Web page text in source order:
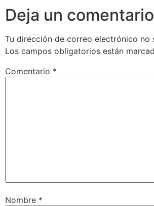
Deja un comentario
Tu dirección de correo electrónico no
Los campos obligatorios están
Comentario *
Nombre *